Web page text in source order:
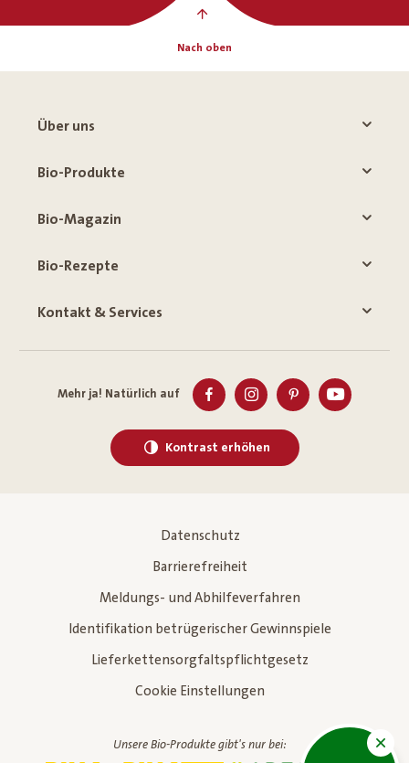
Nach oben
Über uns
Bio-Produkte
Bio-Magazin
Bio-Rezepte
Kontakt & Services
Mehr ja! Natürlich auf
Kontrast erhöhen
Datenschutz
Barrierefreiheit
Meldungs- und Abhilfeverfahren
Identifikation betrügerischer Gewinnspiele
Lieferkettensorgfaltspflichtgesetz
Cookie Einstellungen
Unsere Bio-Produkte gibt's nur bei: